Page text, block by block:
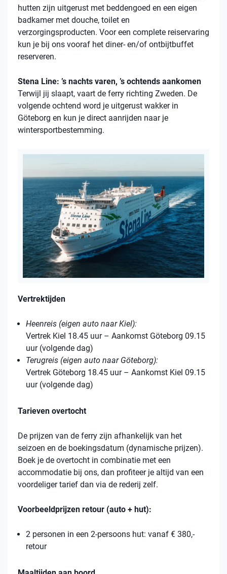
hutten zijn uitgerust met beddengoed en een eigen
badkamer met douche, toilet en
verzorgingsproducten. Voor een complete reiservaring
kun je bij ons vooraf het diner- en/of ontbijtbuffet
reserveren.
Stena Line: ’s nachts varen, ’s ochtends aankomen
Terwijl jij slaapt, vaart de ferry richting Zweden. De
volgende ochtend word je uitgerust wakker in
Göteborg en kun je direct aanrijden naar je
wintersportbestemming.
Vertrektijden
Heenreis (eigen auto naar Kiel):
Vertrek Kiel 18.45 uur – Aankomst Göteborg 09.15
uur (volgende dag)
Terugreis (eigen auto naar Göteborg):
Vertrek Göteborg 18.45 uur – Aankomst Kiel 09.15
uur (volgende dag)
Tarieven overtocht
De prijzen van de ferry zijn afhankelijk van het
seizoen en de boekingsdatum (dynamische prijzen).
Boek je de overtocht in combinatie met een
accommodatie bij ons, dan profiteer je altijd van een
voordeliger tarief dan via de rederij zelf.
Voorbeeldprijzen retour (auto + hut):
2 personen in een 2-persoons hut: vanaf € 380,-
retour